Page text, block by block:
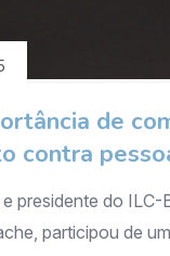
de
contra
presidente do ILC-
participou de